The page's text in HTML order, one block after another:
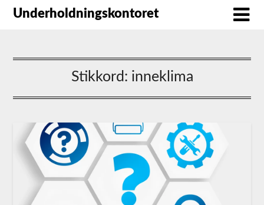
Underholdningskontoret
Stikkord: inneklima